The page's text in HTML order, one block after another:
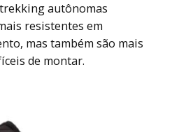
autônomas
resistentes em
mas também são mais
de montar.